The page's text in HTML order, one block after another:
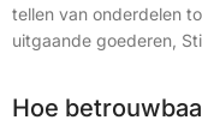
tellen van onderdelen
uitgaande goederen,
Hoe